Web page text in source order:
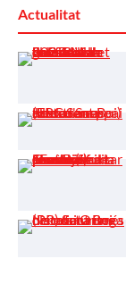
Actualitat